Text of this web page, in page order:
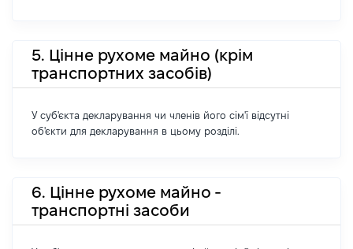
5. Цінне рухоме майно (крім
транспортних засобів)
У суб'єкта декларування чи членів його сім'ї відсутні
об'єкти для декларування в цьому розділі.
6. Цінне рухоме майно -
транспортні засоби